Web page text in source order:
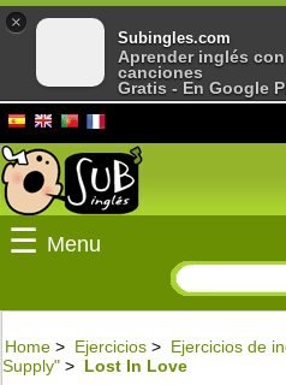
☰ Menu
Home > Ejercicios > Ejercicios de
Supply" > Lost In Love
×
Subingles.com
Aprender inglés con
canciones
Gratis - En Google